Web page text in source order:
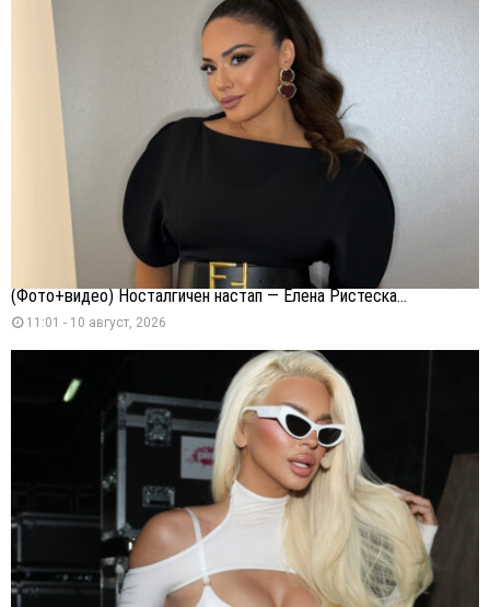
(Фото+видео) Носталгичен настап — Елена Ристеска...
11:01 - 10 август, 2026